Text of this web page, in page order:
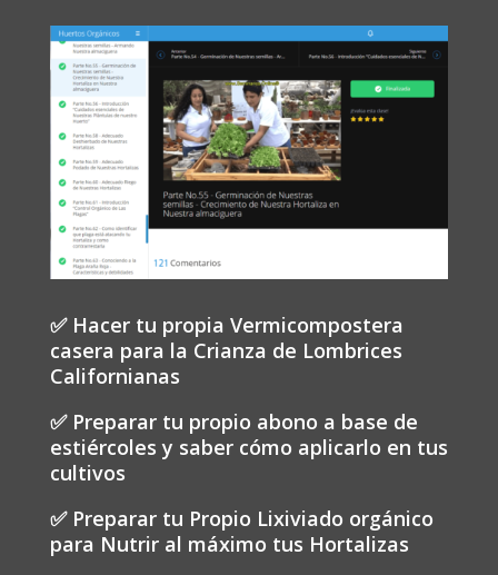
✅ Hacer tu propia Vermicompostera
casera para la Crianza de Lombrices
Californianas
✅ Preparar tu propio abono a base de
estiércoles y saber cómo aplicarlo en tus
cultivos
✅ Preparar tu Propio Lixiviado orgánico
para Nutrir al máximo tus Hortalizas